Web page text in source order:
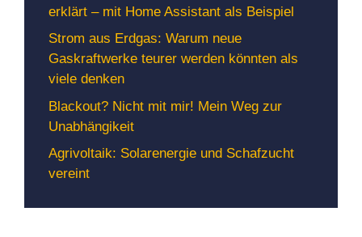
erklärt – mit Home Assistant als Beispiel
Strom aus Erdgas: Warum neue
Gaskraftwerke teurer werden könnten als
viele denken
Blackout? Nicht mit mir! Mein Weg zur
Unabhängikeit
Agrivoltaik: Solarenergie und Schafzucht
vereint